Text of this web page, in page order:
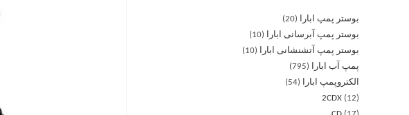
بوستر پمپ ابارا
20
بوستر پمپ آبرسانی ابارا
10
بوستر پمپ آتشنشانی ابارا
10
پمپ آب ابارا
795
الکتروپمپ ابارا
54
2CDX
12